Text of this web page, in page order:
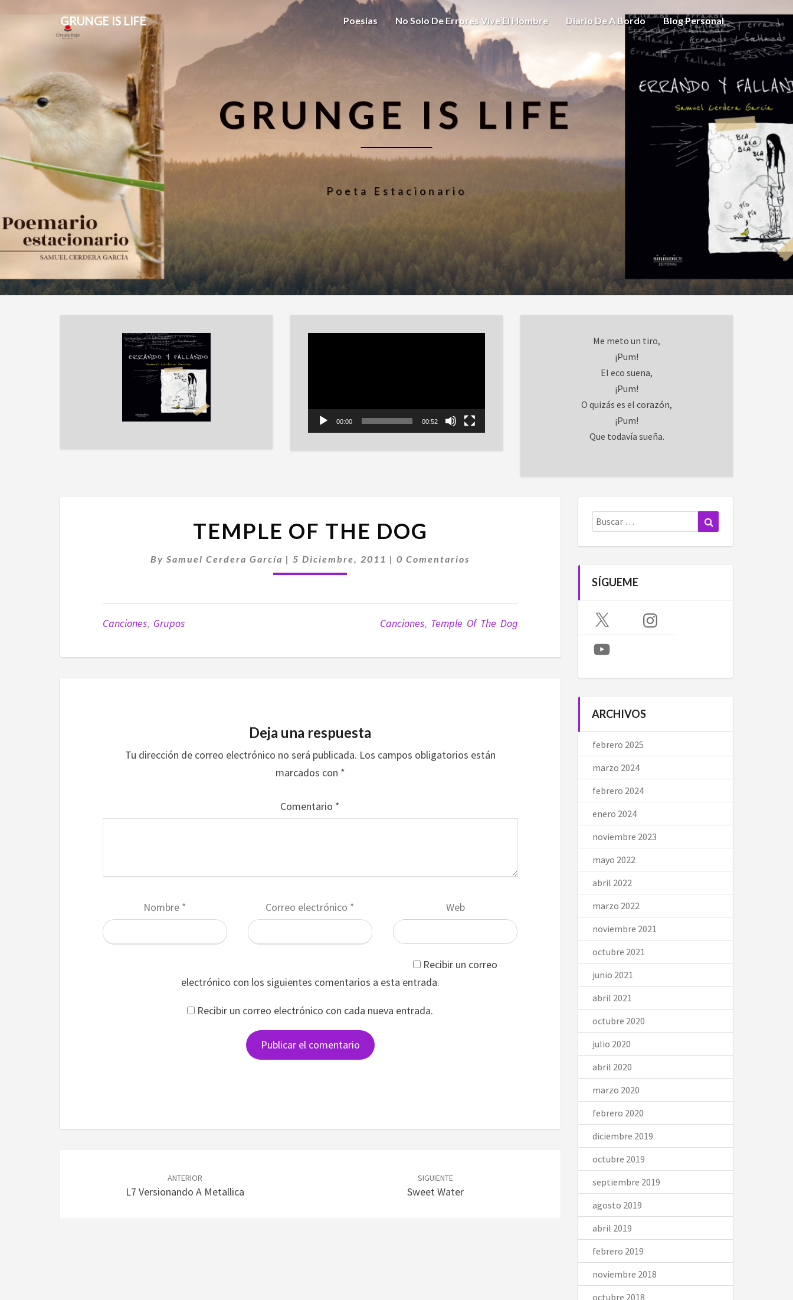
GRUNGE IS LIFE Poesías No Solo De Errores Vive El Hombre Diario De A Bordo Blog Personal
GRUNGE IS LIFE
Poeta Estacionario
00:00 00:52
Me meto un tiro,
¡Pum!
El eco suena,
¡Pum!
O quizás es el corazón,
¡Pum!
Que todavía sueña.
OF
DOG
TEMPLE OF THE DOG
BySamuel Cerdera García |5 Diciembre, 2011 |Comentarios
0 Comentarios
Canciones, Grupos Canciones, Temple Of The Dog
Deja una respuesta
Tu dirección de correo electrónico no será publicada. Los campos obligatorios están
marcados con *
Comentario *
Nombre * Correo electrónico * Web
Recibir un correo
electrónico con los siguientes comentarios a esta entrada.
Recibir un correo electrónico con cada nueva entrada.
entradas
ANTERIOR
L7 Versionando A Metallica
SIGUIENTE
Sweet Water
Buscar:
SÍGUEME
X Instagram
YouTube
ARCHIVOS
febrero 2025
marzo 2024
febrero 2024
enero 2024
noviembre 2023
mayo 2022
abril 2022
marzo 2022
noviembre 2021
octubre 2021
junio 2021
abril 2021
octubre 2020
julio 2020
abril 2020
marzo 2020
febrero 2020
diciembre 2019
octubre 2019
septiembre 2019
agosto 2019
abril 2019
febrero 2019
noviembre 2018
octubre 2018